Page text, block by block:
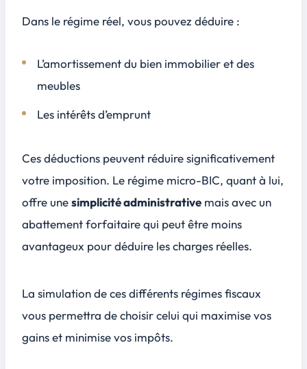
Dans le régime réel, vous pouvez déduire :
L’amortissement du bien immobilier et des
meubles
Les intérêts d’emprunt
Ces déductions peuvent réduire significativement
votre imposition. Le régime micro-BIC, quant à lui,
offre unesimplicité administrative mais avec un
abattement forfaitaire qui peut être moins
avantageux pour déduire les charges réelles.
La simulation de ces différents régimes fiscaux
vous permettra de choisir celui qui maximise vos
gainset minimise vos impôts.